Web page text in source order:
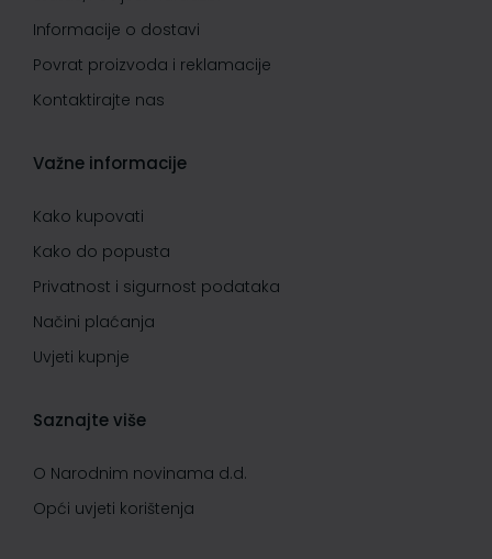
Informacije o dostavi
Povrat proizvoda i reklamacije
Kontaktirajte nas
Važne informacije
Kako kupovati
Kako do popusta
Privatnost i sigurnost podataka
Načini plaćanja
Uvjeti kupnje
Saznajte više
O Narodnim novinama d.d.
Opći uvjeti korištenja